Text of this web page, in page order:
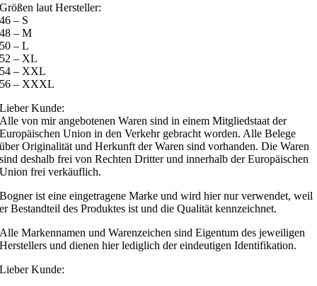
Größen laut Hersteller:
46 – S
48 – M
50 – L
52 – XL
54 – XXL
56 – XXXL
Lieber Kunde:
Alle von mir angebotenen Waren sind in einem Mitgliedstaat der
Europäischen Union in den Verkehr gebracht worden. Alle Belege
über Originalität und Herkunft der Waren sind vorhanden. Die Waren
sind deshalb frei von Rechten Dritter und innerhalb der Europäischen
Union frei verkäuflich.
Bogner ist eine eingetragene Marke und wird hier nur verwendet, weil
er Bestandteil des Produktes ist und die Qualität kennzeichnet.
Alle Markennamen und Warenzeichen sind Eigentum des jeweiligen
Herstellers und dienen hier lediglich der eindeutigen Identifikation.
Lieber Kunde: